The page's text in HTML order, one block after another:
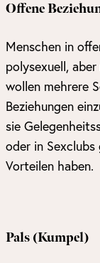
Offene
Menschen in
polysexuell,
wollen mehrere
Beziehungen
sie
oder in Sexclubs
Vorteilen haben.
Pals (Kumpel)